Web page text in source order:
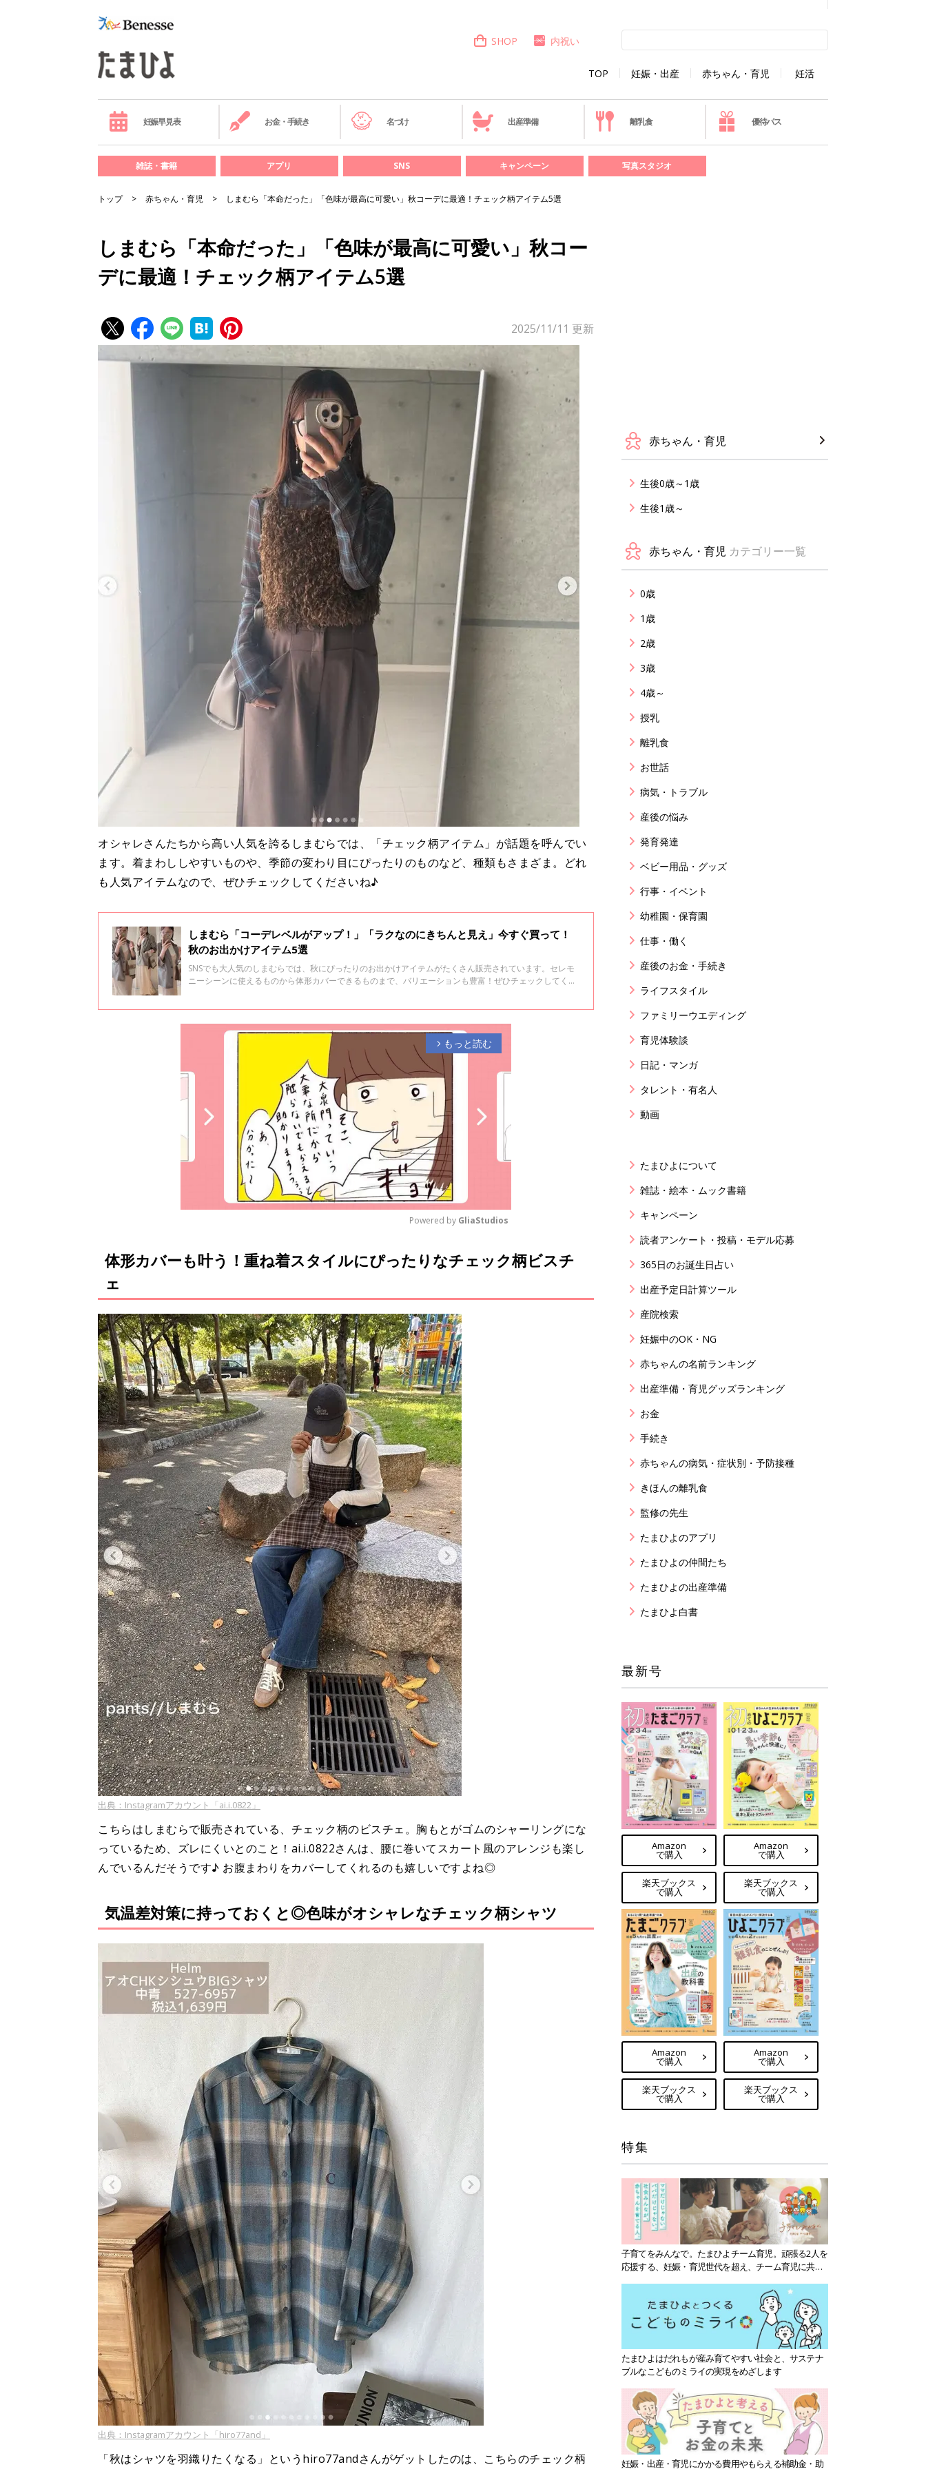
TOP 妊娠・出産 赤ちゃん・育児 妊活
SHOP 内祝い
妊娠早見表 お金・手続き 名づけ 出産準備 離乳食 優待パス
雑誌・書籍 アプリ SNS キャンペーン 写真スタジオ
トップ 赤ちゃん・育児 しまむら「本命だった」「色味が最高に可愛い」秋コーデに最適！チェック柄アイテム5選
しまむら「本命だった」「色味が最高に可愛い」秋コー
デに最適！チェック柄アイテム5選
2025/11/11 更新
オシャレさんたちから高い人気を誇るしまむらでは、「チェック柄アイテム」が話題を呼んでい
ます。着まわししやすいものや、季節の変わり目にぴったりのものなど、種類もさまざま。どれ
も人気アイテムなので、ぜひチェックしてくださいね♪
しまむら「コーデレベルがアップ！」「ラクなのにきちんと見え」今すぐ買って！
秋のお出かけアイテム5選
SNSでも大人気のしまむらでは、秋にぴったりのお出かけアイテムがたくさん販売されています。セレモ
ニーシーンに使えるものから体形カバーできるものまで、バリエーションも豊富！ぜひチェックしてくだ
arrow_forward_ios もっと読む
M
t
e
Powered by GliaStudios
体形カバーも叶う！重ね着スタイルにぴったりなチェック柄ビスチ
ェ
出典：Instagramアカウント「ai.i.0822」
こちらはしまむらで販売されている、チェック柄のビスチェ。胸もとがゴムのシャーリングにな
っているため、ズレにくいとのこと！ai.i.0822さんは、腰に巻いてスカート風のアレンジも楽し
んでいるんだそうです♪ お腹まわりをカバーしてくれるのも嬉しいですよね◎
気温差対策に持っておくと◎色味がオシャレなチェック柄シャツ
出典：Instagramアカウント「hiro77and」
「秋はシャツを羽織りたくなる」というhiro77andさんがゲットしたのは、こちらのチェック柄
赤ちゃん・育児
生後0歳～1歳
生後1歳～
赤ちゃん・育児 カテゴリー一覧
0歳
1歳
2歳
3歳
4歳～
授乳
離乳食
お世話
病気・トラブル
産後の悩み
発育発達
ベビー用品・グッズ
行事・イベント
幼稚園・保育園
仕事・働く
産後のお金・手続き
ライフスタイル
ファミリーウエディング
育児体験談
日記・マンガ
タレント・有名人
動画
たまひよについて
雑誌・絵本・ムック書籍
キャンペーン
読者アンケート・投稿・モデル応募
365日のお誕生日占い
出産予定日計算ツール
産院検索
妊娠中のOK・NG
赤ちゃんの名前ランキング
出産準備・育児グッズランキング
お金
手続き
赤ちゃんの病気・症状別・予防接種
きほんの離乳食
監修の先生
たまひよのアプリ
たまひよの仲間たち
たまひよの出産準備
たまひよ白書
最新号
Amazon
で購入
楽天ブックス
で購入
Amazon
で購入
楽天ブックス
で購入
Amazon
で購入
楽天ブックス
で購入
Amazon
で購入
楽天ブックス
で購入
特集
子育てをみんなで。たまひよチーム育児。頑張る2人を
応援する、妊娠・育児世代を超え、チーム育児に共感
たまひよはだれもが産み育てやすい社会と、サステナ
ブルなこどものミライの実現をめざします
妊娠・出産・育児にかかる費用やもらえる補助金・助